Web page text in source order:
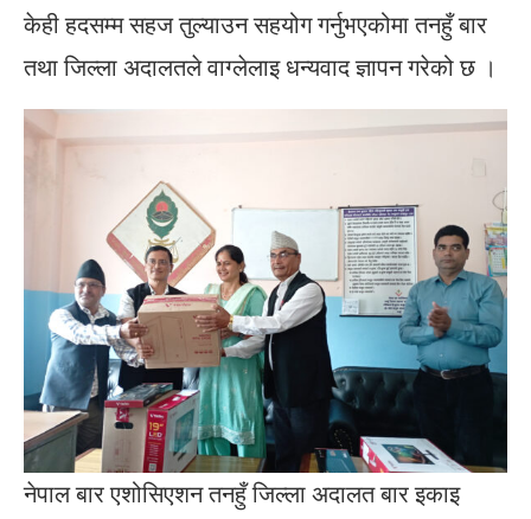
केही हदसम्म सहज तुल्याउन सहयोग गर्नुभएकोमा तनहुँ बार
तथा जिल्ला अदालतले वाग्लेलाइ धन्यवाद ज्ञापन गरेको छ ।
नेपाल बार एशोसिएशन तनहुँ जिल्ला अदालत बार इकाइ